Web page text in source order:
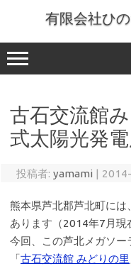
へ
ス
有限会社ひ
古石交流館
式太陽光発
投稿者: yamami |
熊本県芦北郡芦北町には
あります（2014年7月現
今回、この芦北メガソー
「古石交流館 みどりの里